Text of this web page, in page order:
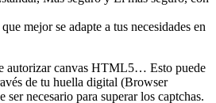
mejor se adapte a tus necesidades en
autorizar canvas HTML5… Esto puede
de tu huella digital (Browser
necesario para superar los captchas.